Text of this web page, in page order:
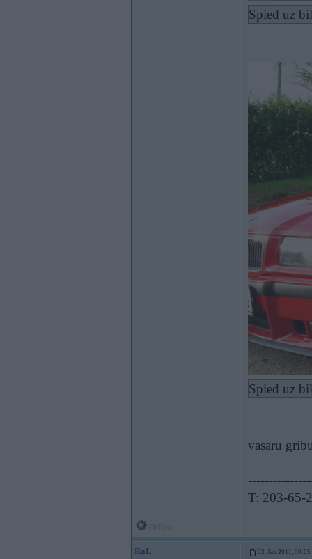
Spied uz
Spied uz
vasaru
T: 203-65-
RaL 03. Jan 2011, 00:05